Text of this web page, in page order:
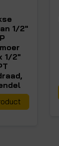
1/2"
1/2"